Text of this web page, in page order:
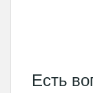
Есть